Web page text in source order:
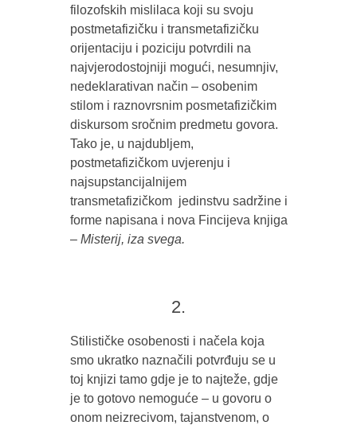
filozofskih mislilaca koji su svoju
postmetafizičku i transmetafizičku
orijentaciju i poziciju potvrdili na
najvjerodostojniji mogući, nesumnjiv,
nedeklarativan način – osobenim
stilom i raznovrsnim posmetafizičkim
diskursom sročnim predmetu govora.
Tako je, u najdubljem,
postmetafizičkom uvjerenju i
najsupstancijalnijem
transmetafizičkom jedinstvu sadržine i
forme napisana i nova Fincijeva knjiga
– Misterij, iza svega.
2.
Stilističke osobenosti i načela koja
smo ukratko naznačili potvrđuju se u
toj knjizi tamo gdje je to najteže, gdje
je to gotovo nemoguće – u govoru o
onom neizrecivom, tajanstvenom, o